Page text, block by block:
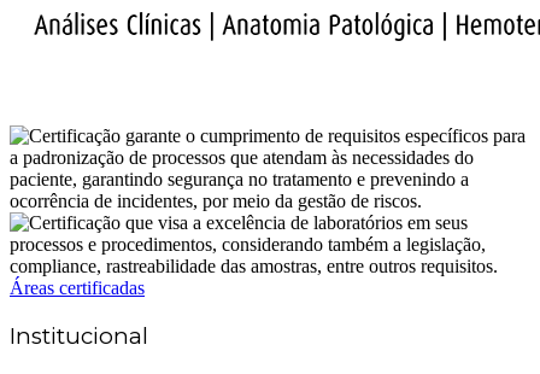
Áreas certificadas
Institucional